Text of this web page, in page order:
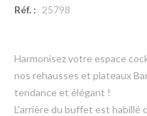
Réf. : 25798
Harmonisez votre espace
nos rehausses et plateaux
tendance et élégant !
L'arrière du buffet est habillé